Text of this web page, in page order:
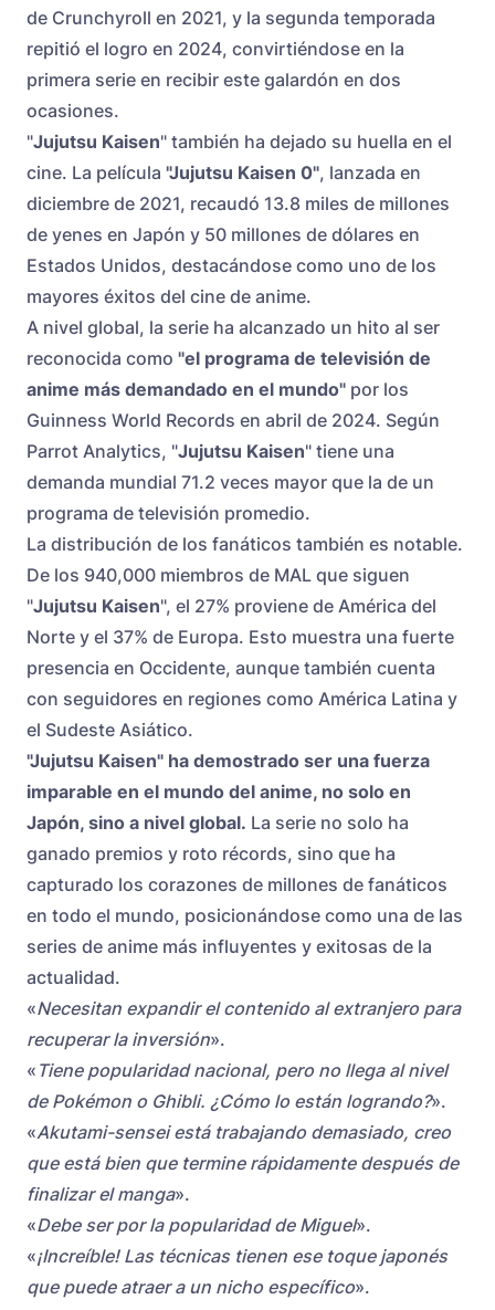
de Crunchyroll en 2021, y la segunda temporada
repitió el logro en 2024, convirtiéndose en la
primera serie en recibir este galardón en dos
ocasiones.
"Jujutsu Kaisen" también ha dejado su huella en el
cine. La película "Jujutsu Kaisen 0", lanzada en
diciembre de 2021, recaudó 13.8 miles de millones
de yenes en Japón y 50 millones de dólares en
Estados Unidos, destacándose como uno de los
mayores éxitos del cine de anime.
A nivel global, la serie ha alcanzado un hito al ser
reconocida como "el programa de televisión de
anime más demandado en el mundo" por los
Guinness World Records en abril de 2024. Según
Parrot Analytics, "Jujutsu Kaisen" tiene una
demanda mundial 71.2 veces mayor que la de un
programa de televisión promedio.
La distribución de los fanáticos también es notable.
De los 940,000 miembros de MAL que siguen
"Jujutsu Kaisen", el 27% proviene de América del
Norte y el 37% de Europa. Esto muestra una fuerte
presencia en Occidente, aunque también cuenta
con seguidores en regiones como América Latina y
el Sudeste Asiático.
"Jujutsu Kaisen" ha demostrado ser una fuerza
imparable en el mundo del anime, no solo en
Japón, sino a nivel global. La serie no solo ha
ganado premios y roto récords, sino que ha
capturado los corazones de millones de fanáticos
en todo el mundo, posicionándose como una de las
series de anime más influyentes y exitosas de la
actualidad.
«Necesitan expandir el contenido al extranjero para
recuperar la inversión».
« Tiene popularidad nacional, pero no llega al nivel
de Pokémon o Ghibli. ¿Cómo lo están logrando?».
«Akutami-sensei está trabajando demasiado, creo
que está bien que termine rápidamente después de
finalizar el manga».
«Debe ser por la popularidad de Miguel».
«¡Increíble! Las técnicas tienen ese toque japonés
que puede atraer a un nicho específico».